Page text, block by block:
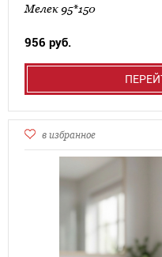
Мелек 95*150
956 руб.
в избранное